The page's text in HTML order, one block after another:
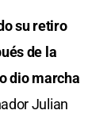
su retiro
de la
dio marcha
Julian